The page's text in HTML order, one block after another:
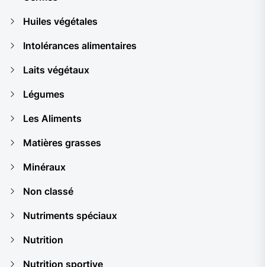
Huiles végétales
Intolérances alimentaires
Laits végétaux
Légumes
Les Aliments
Matières grasses
Minéraux
Non classé
Nutriments spéciaux
Nutrition
Nutrition sportive